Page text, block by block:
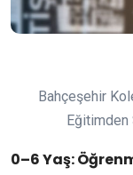
Bahçeşehir
Eğitimden
0–6 Yaş: